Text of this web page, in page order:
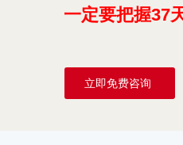
一定要把握37
立即免费咨询